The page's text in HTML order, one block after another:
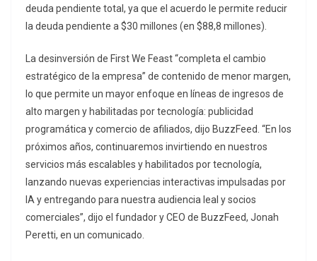
deuda pendiente total, ya que el acuerdo le permite reducir
la deuda pendiente a $30 millones (en $88,8 millones).
La desinversión de First We Feast “completa el cambio
estratégico de la empresa” de contenido de menor margen,
lo que permite un mayor enfoque en líneas de ingresos de
alto margen y habilitadas por tecnología: publicidad
programática y comercio de afiliados, dijo BuzzFeed. “En los
próximos años, continuaremos invirtiendo en nuestros
servicios más escalables y habilitados por tecnología,
lanzando nuevas experiencias interactivas impulsadas por
IA y entregando para nuestra audiencia leal y socios
comerciales”, dijo el fundador y CEO de BuzzFeed, Jonah
Peretti, en un comunicado.